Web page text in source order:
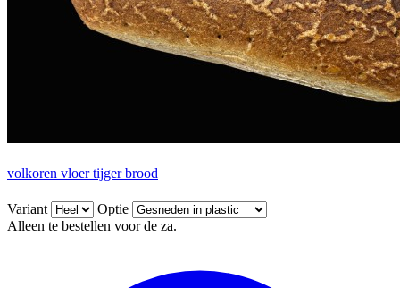
volkoren vloer tijger brood
Variant
Optie
Alleen te bestellen voor de za.